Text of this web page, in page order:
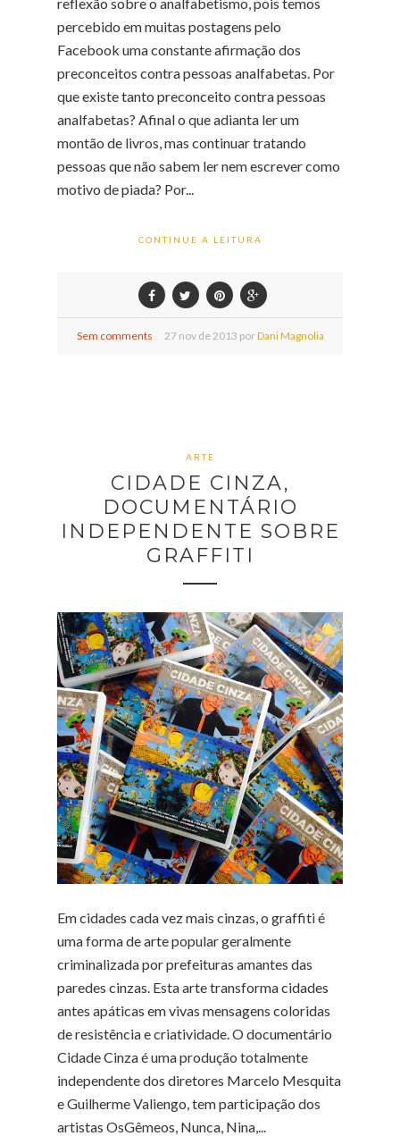
reflexão sobre o analfabetismo, pois temos
percebido em muitas postagens pelo
Facebook uma constante afirmação dos
preconceitos contra pessoas analfabetas. Por
que existe tanto preconceito contra pessoas
analfabetas? Afinal o que adianta ler um
montão de livros, mas continuar tratando
pessoas que não sabem ler nem escrever como
motivo de piada? Por...
CONTINUE A LEITURA
Sem comments 27 nov de2013 porDani Magnolia
ARTE
CIDADE CINZA,
DOCUMENTÁRIO
INDEPENDENTE SOBRE
GRAFFITI
Em cidades cada vez mais cinzas, o graffiti é
uma forma de arte popular geralmente
criminalizada por prefeituras amantes das
paredes cinzas. Esta arte transforma cidades
antes apáticas em vivas mensagens coloridas
de resistência e criatividade. O documentário
Cidade Cinza é uma produção totalmente
independente dos diretores Marcelo Mesquita
e Guilherme Valiengo, tem participação dos
artistas OsGêmeos, Nunca, Nina,...